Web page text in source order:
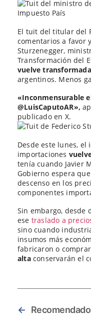
El tuit del titular del
comentarios a favor
Sturzenegger,
Transformación del
vuelve
argentinos. Menos
«Inconmensurable
@LuisCaputoAR»,
publicado en X.
Desde este lunes, el
importaciones
tenía cuando Javier
Gobierno espera
descenso en los
componentes
Sin embargo, desde
ese traslado a
sino cuando
insumos más
fabricaron o
altaconservarán el
←